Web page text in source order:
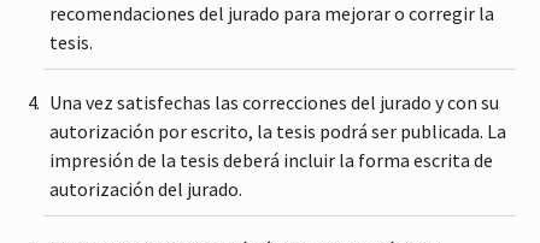
recomendaciones del jurado para mejorar o corregir la
tesis.
Una vez satisfechas las correcciones del jurado y con su
autorización por escrito, la tesis podrá ser publicada. La
impresión de la tesis deberá incluir la forma escrita de
autorización del jurado.